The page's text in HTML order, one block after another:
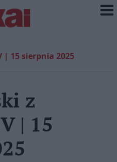
| 15 sierpnia 2025
z
| 15